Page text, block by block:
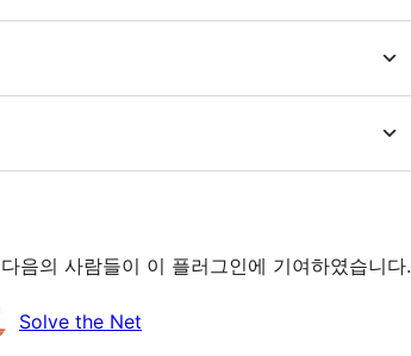
음의 사람들이 이 플러그인에 기여하였습니다.
Solve the Net